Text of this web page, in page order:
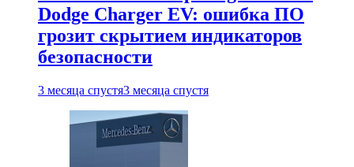
Dodge Charger EV: ошибка ПО
грозит скрытием индикаторов
безопасности
3 месяца спустя3 месяца спустя